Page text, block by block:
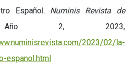
Español. Numinis Revista de
2, 2023,
2023/02/la-
espanol.html